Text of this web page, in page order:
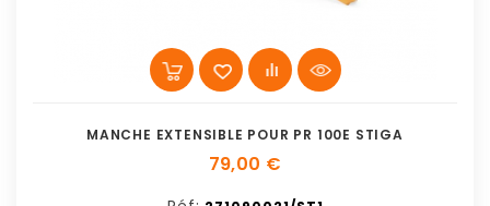
MANCHE EXTENSIBLE POUR PR 100E STIGA
79,00 €